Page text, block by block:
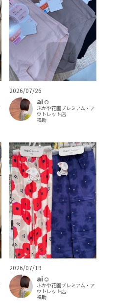
2026/07/26
ai‪‪☺︎‬
ふかや花園プレミアム・ア
ウトレット店
福助
2026/07/19
ai‪‪☺︎‬
ふかや花園プレミアム・ア
ウトレット店
福助